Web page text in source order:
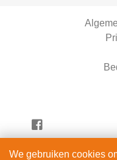
We gebruiken cookies